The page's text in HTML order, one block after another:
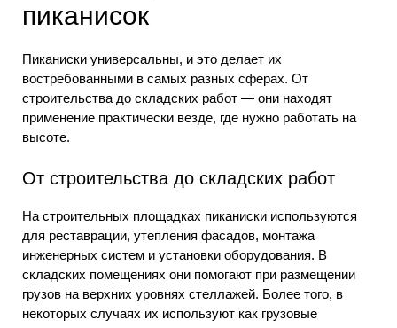
пиканисок
Пиканиски универсальны, и это делает их
востребованными в самых разных сферах. От
строительства до складских работ — они находят
применение практически везде, где нужно работать на
высоте.
От строительства до складских работ
На строительных площадках пиканиски используются
для реставрации, утепления фасадов, монтажа
инженерных систем и установки оборудования. В
складских помещениях они помогают при размещении
грузов на верхних уровнях стеллажей. Более того, в
некоторых случаях их используют как грузовые